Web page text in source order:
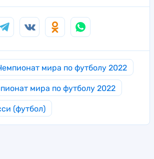
мира по футболу 2022
мира по футболу 2022
(футбол)